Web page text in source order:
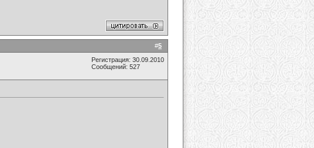
#5
Регистрация: 30.09.2010
Сообщений: 527